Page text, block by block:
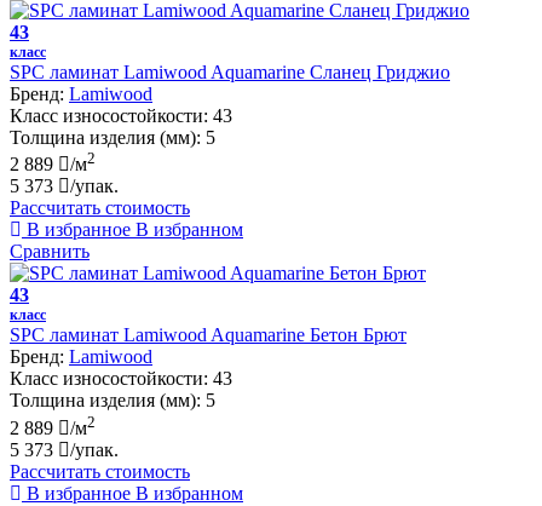
43
класс
SPC ламинат Lamiwood Aquamarine Сланец Гриджио
Бренд: Lamiwood
Класс износостойкости: 43
Толщина изделия (мм): 5
2 889
/м2
5 373
/упак.
Рассчитать стоимость
В избранное В избранном
Сравнить
43
класс
SPC ламинат Lamiwood Aquamarine Бетон Брют
Бренд: Lamiwood
Класс износостойкости: 43
Толщина изделия (мм): 5
2 889
/м2
5 373
/упак.
Рассчитать стоимость
В избранное В избранном